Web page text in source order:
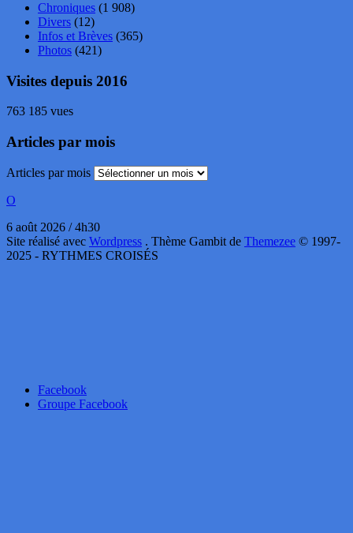
Chroniques (1 908)
Divers (12)
Infos et Brèves (365)
Photos (421)
Visites depuis 2016
763 185 vues
Articles par mois
Articles par mois
O
6 août 2026 / 4h30
Site réalisé avec Wordpress . Thème Gambit de Themezee © 1997-
2025 - RYTHMES CROISÉS
Facebook
Groupe Facebook